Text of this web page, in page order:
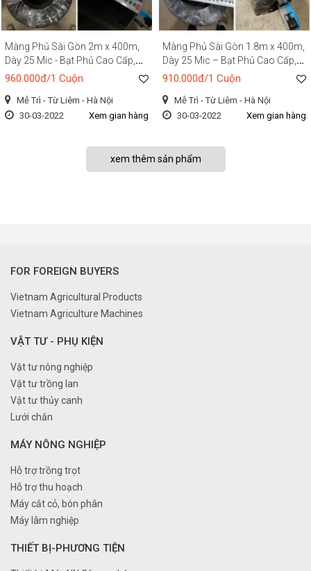
Màng Phủ Sài Gòn 2m x 400m,
Dày 25 Mic - Bạt Phủ Cao Cấp,
Giữ Ẩm, Chống Cỏ, Bảo Vệ Cây
960.000đ/1 Cuộn
Mễ Trì - Từ Liêm - Hà Nội
30-03-2022
Xem gian hàng
Màng Phủ Sài Gòn 1.8m x 400m,
Dày 25 Mic – Bạt Phủ Cao Cấp,
Giữ Ẩm, Chống Cỏ, Bảo Vệ Cây
910.000đ/1 Cuộn
Mễ Trì - Từ Liêm - Hà Nội
30-03-2022
Xem gian hàng
xem thêm sản phẩm
FOR FOREIGN BUYERS
Vietnam Agricultural Products
Vietnam Agriculture Machines
VẬT TƯ - PHỤ KIỆN
Vật tư nông nghiệp
Vật tư trồng lan
Vật tư thủy canh
Lưới chắn
MÁY NÔNG NGHIỆP
Hỗ trợ trồng trọt
Hỗ trợ thu hoạch
Máy cắt cỏ, bón phân
Máy lâm nghiệp
THIẾT BỊ-PHƯƠNG TIỆN